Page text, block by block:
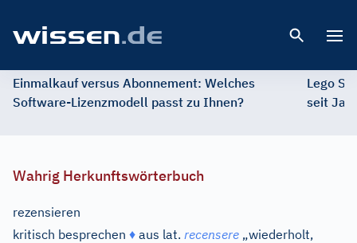
Einmalkauf versus Abonnement: Welches
Software-Lizenzmodell passt zu Ihnen?
Lego
seit
Wahrig Herkunftswörterbuch
rezensieren
kritisch besprechen ♦ aus lat. recensere „wiederholt,